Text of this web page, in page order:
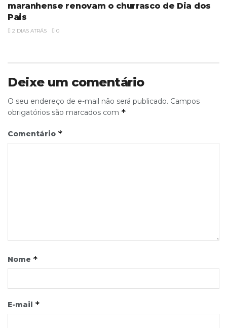
maranhense renovam o churrasco de Dia dos
Pais
2 DIAS ATRÁS 0
Deixe um comentário
O seu endereço de e-mail não será publicado. Campos
obrigatórios são marcados com *
Comentário *
Nome *
E-mail *